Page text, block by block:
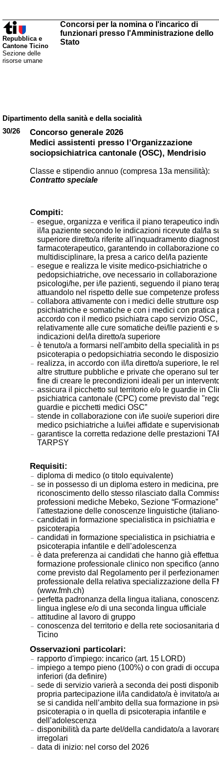
Repubblica e
Cantone Ticino
Sezione delle
risorse umane
Concorsi per la nomina o l'incarico di
funzionari presso l'Amministrazione dello
Stato
Dipartimento della sanità e della socialità
30/26
Concorso generale 2026
Medici assistenti presso l’Organizzazione
sociopsichiatrica cantonale (OSC), Mendrisio
Classe e stipendio annuo (compresa 13a mensilità):
Contratto speciale
Compiti:
esegue, organizza e verifica il piano terapeutico
il/la paziente secondo le indicazioni ricevute dal/la
superiore diretto/a riferite all'inquadramento
farmacoterapeutico, garantendo in collaborazione
multidisciplinare, la presa a carico del/la paziente
esegue e realizza le visite medico-psichiatriche o
pedopsichiatriche, ove necessario in
psicologi/he, per i/le pazienti, seguendo il piano
attuandolo nel rispetto delle sue competenze
collabora attivamente con i medici delle strutture
psichiatriche e somatiche e con i medici con pratica
accordo con il medico psichiatra capo servizio OSC,
relativamente alle cure somatiche dei/lle pazienti e
indicazioni del/la diretto/a superiore
è tenuto/a a formarsi nell'ambito della specialità in
psicoterapia o pedopsichiatria secondo le
realizza, in accordo con il/la diretto/a superiore, le
altre strutture pubbliche e private che operano sul
fine di creare le precondizioni ideali per un
assicura il picchetto sul territorio e/o le guardie in
psichiatrica cantonale (CPC) come previsto dal
guardie e picchetti medici OSC”
stende in collaborazione con i/le suoi/e superiori
medico psichiatriche a lui/lei affidate e
garantisce la corretta redazione delle prestazioni
TARPSY
Requisiti:
diploma di medico (o titolo equivalente)
se in possesso di un diploma estero in medicina,
riconoscimento dello stesso rilasciato dalla
professioni mediche Mebeko, Sezione
l'attestazione delle conoscenze linguistiche
candidati in formazione specialistica in psichiatria e
psicoterapia
candidati in formazione specialistica in psichiatria e
psicoterapia infantile e dell’adolescenza
è data preferenza ai candidati che hanno già
formazione professionale clinico non specifico
come previsto dal Regolamento per il
professionale della relativa specializzazione della
(www.fmh.ch)
perfetta padronanza della lingua italiana,
lingua inglese e/o di una seconda lingua ufficiale
attitudine al lavoro di gruppo
conoscenza del territorio e della rete sociosanitaria
Ticino
Osservazioni particolari:
rapporto d'impiego: incarico (art. 15 LORD)
impiego a tempo pieno (100%) o con gradi di
inferiori (da definire)
sede di servizio varierà a seconda dei posti
propria partecipazione il/la candidato/a è invitato/a
se si candida nell’ambito della sua formazione in
psicoterapia o in quella di psicoterapia infantile e
dell’adolescenza
disponibilità da parte del/della candidato/a a
irregolari
data di inizio: nel corso del 2026